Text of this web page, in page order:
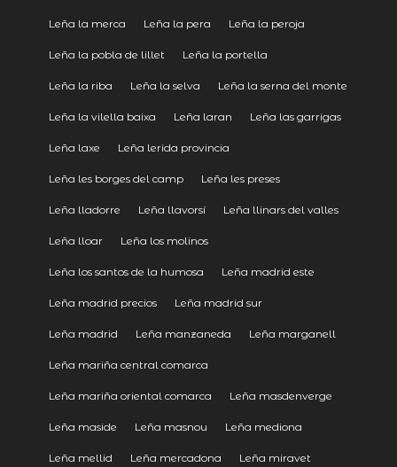
Leña la merca Leña la pera Leña la peroja
Leña la pobla de lillet Leña la portella
Leña la riba Leña la selva Leña la serna del monte
Leña la vilella baixa Leña laran Leña las garrigas
Leña laxe Leña lerida provincia
Leña les borges del camp Leña les preses
Leña lladorre Leña llavorsí Leña llinars del valles
Leña lloar Leña los molinos
Leña los santos de la humosa Leña madrid este
Leña madrid precios Leña madrid sur
Leña madrid Leña manzaneda Leña marganell
Leña mariña central comarca
Leña mariña oriental comarca Leña masdenverge
Leña maside Leña masnou Leña mediona
Leña mellid Leña mercadona Leña miravet